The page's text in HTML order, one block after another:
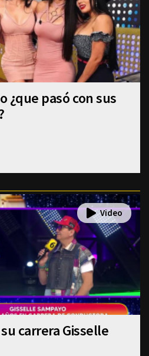
¿que pasó con sus
carrera Gisselle